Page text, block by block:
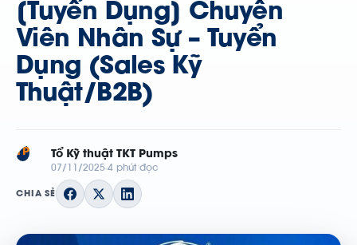
[Tuyển Dụng] Chuyên
Viên Nhân Sự – Tuyển
Dụng (Sales Kỹ
Thuật/B2B)
TP Tổ Kỹ thuật TKT Pumps
07/11/2025 4 phút đọc
CHIA SẺ